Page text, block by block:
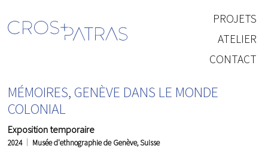
CONTACT
ATELIER
PROJETS
MÉMOIRES, GENÈVE DANS LE MONDE
COLONIAL
Exposition temporaire
2024 Musée d'ethnographie de Genève, Suisse